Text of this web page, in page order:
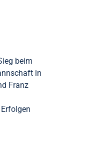
beim
in
Franz